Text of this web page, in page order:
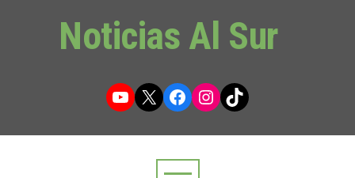
Noticias Al Sur
YouTube
X Facebook
Instagram
TikTok